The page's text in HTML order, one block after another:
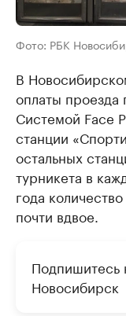
Фото: РБК
В
оплаты
Системой Face
станции
остальных
турникета в
года
почти вдвое.
Подпишитесь
Новосибирск